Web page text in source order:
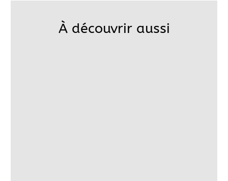
À découvrir aussi